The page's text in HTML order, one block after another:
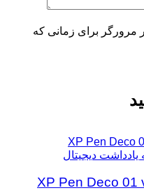
مرورگر برای زمانی که
دیجیتال